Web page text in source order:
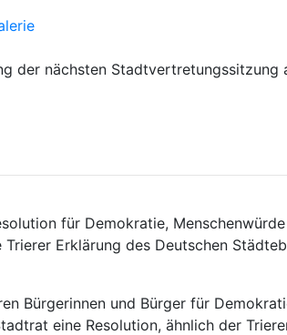
der nächsten Stadtvertretungssitzung
für Demokratie,
Erklärung des Deutschen
Bürgerinnen und Bürger für
eine Resolution, ähnlich der